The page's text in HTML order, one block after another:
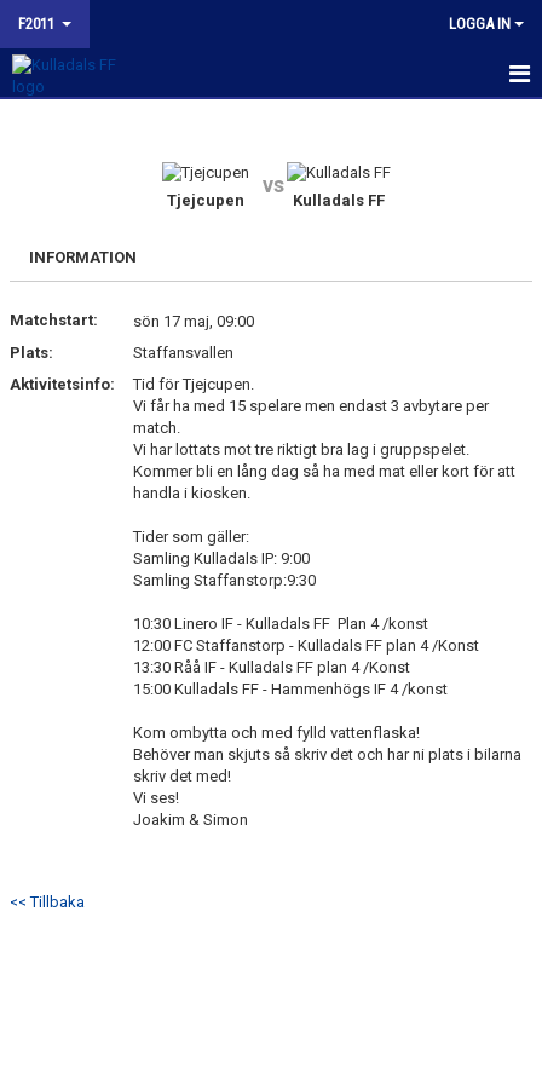
F2011 LOGGA IN
MATCHER
TRUPPEN
BILDGALLERI
KFF F2011 INSTAGRAM
BUDORD TILL FOTBOLLSFÖRÄLDRAR
Tjejcupen
vs
Kulladals FF
INFORMATION
Matchstart:
sön 17 maj, 09:00
Plats:
Staffansvallen
Aktivitetsinfo:
Tid för Tjejcupen.
Vi får ha med 15 spelare men endast 3 avbytare per
match.
Vi har lottats mot tre riktigt bra lag i gruppspelet.
Kommer bli en lång dag så ha med mat eller kort för att
handla i kiosken.
Tider som gäller:
Samling Kulladals IP: 9:00
Samling Staffanstorp:9:30
10:30 Linero IF - Kulladals FF Plan 4 /konst
12:00 FC Staffanstorp - Kulladals FF plan 4 /Konst
13:30 Råå IF - Kulladals FF plan 4 /Konst
15:00 Kulladals FF - Hammenhögs IF 4 /konst
Kom ombytta och med fylld vattenflaska!
Behöver man skjuts så skriv det och har ni plats i bilarna
skriv det med!
Vi ses!
Joakim & Simon
<< Tillbaka